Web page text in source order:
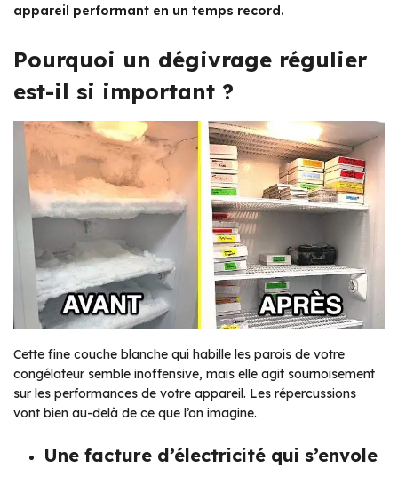
appareil performant en un temps record.
Pourquoi un dégivrage régulier
est-il si important ?
Cette fine couche blanche qui habille les parois de votre
congélateur semble inoffensive, mais elle agit sournoisement
sur les performances de votre appareil. Les répercussions
vont bien au-delà de ce que l’on imagine.
Une facture d’électricité qui s’envole